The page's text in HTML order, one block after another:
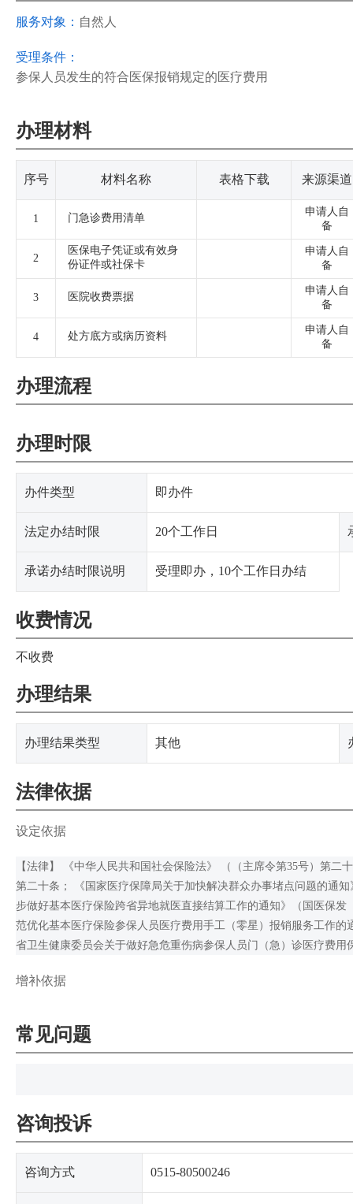
服务对象： 自然人
受理条件：
参保人员发生的符合医保报销规定的医疗费用
办理材料
序号 材料名称 表格下载 来源渠道
1 门急诊费用清单
申请人自
备
2
医保电子凭证或有效身
份证件或社保卡
申请人自
备
3 医院收费票据
申请人自
备
4 处方底方或病历资料
申请人自
备
办理流程
办理时限
办件类型 即办件
法定办结时限 20个工作日
承诺办结时限说明 受理即办，10个工作日办结
收费情况
不收费
办理结果
办理结果类型 其他
法律依据
设定依据
【法律】 《中华人民共和国社会保险法》 （（主席令第35号）第
第二十条； 《国家医疗保障局关于加快解决群众办事堵点问题的通
步做好基本医疗保险跨省异地就医直接结算工作的通知》（国医保
范优化基本医疗保险参保人员医疗费用手工（零星）报销服务工作
省卫生健康委员会关于做好急危重伤病参保人员门（急）诊医疗费用
增补依据
常见问题
咨询投诉
咨询方式 0515-80500246